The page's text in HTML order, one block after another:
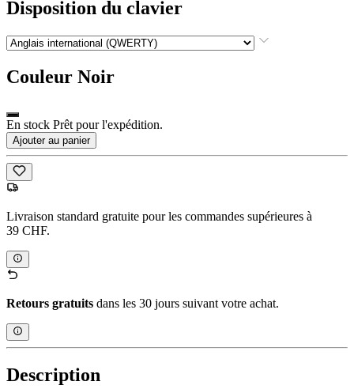
Disposition du clavier
Couleur Noir
En stock Prêt pour l'expédition.
Ajouter au panier
Livraison standard gratuite pour les commandes supérieures à
39 CHF.
Retours gratuits dans les 30 jours suivant votre achat.
Description